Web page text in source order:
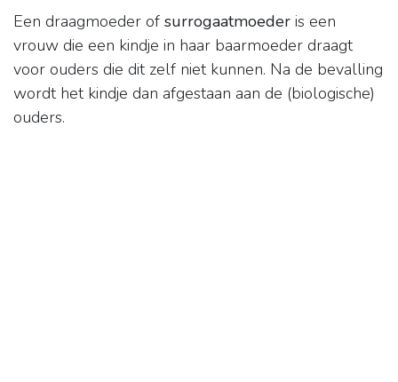
Een draagmoeder of surrogaatmoeder is een
vrouw die een kindje in haar baarmoeder draagt
voor ouders die dit zelf niet kunnen. Na de bevalling
wordt het kindje dan afgestaan aan de (biologische)
ouders.